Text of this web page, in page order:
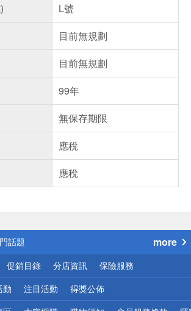
L號
目前無規劃
目前無規劃
99年
無保存期限
應稅
應稅
公告
話題
優惠
地區配送
網頁！請小心！
more
促銷目錄 分店資訊 保險服務
動 注目活動 得獎公佈